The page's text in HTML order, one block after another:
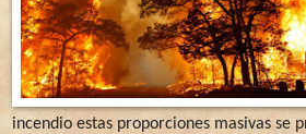
incendio estas proporciones masivas se